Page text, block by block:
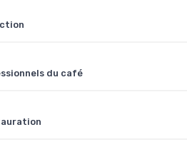
du café